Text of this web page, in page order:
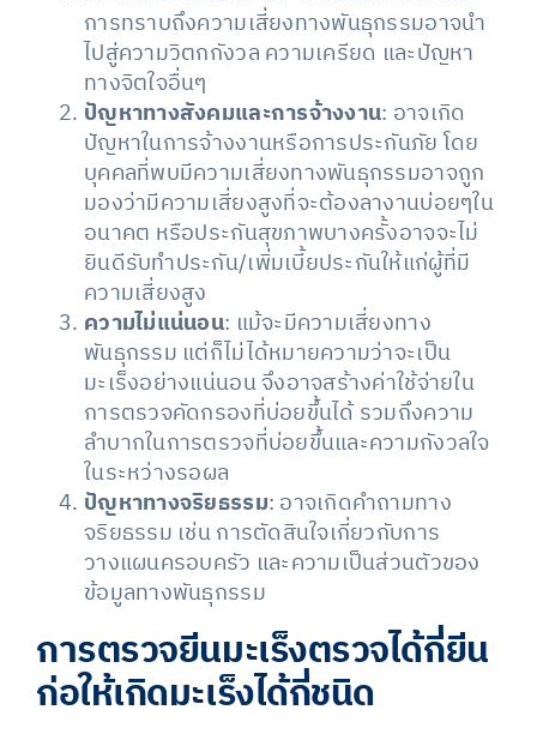
การทราบถึงความเสี่ยงทางพันธุกรรมอาจนำ
ไปสู่ความวิตกกังวล ความเครียด และปัญหา
ทางจิตใจอื่นๆ
ปัญหาทางสังคมและการจ้างงาน: อาจเกิด
ปัญหาในการจ้างงานหรือการประกันภัย โดย
บุคคลที่พบมีความเสี่ยงทางพันธุกรรมอาจถูก
มองว่ามีความเสี่ยงสูงที่จะต้องลางานบ่อยๆใน
อนาคต หรือประกันสุขภาพบางครั้งอาจจะไม่
ยินดีรับทำประกัน/เพิ่มเบี้ยประกันให้แก่ผู้ที่มี
ความเสี่ยงสูง
ความไม่แน่นอน: แม้จะมีความเสี่ยงทาง
พันธุกรรม แต่ก็ไม่ได้หมายความว่าจะเป็น
มะเร็งอย่างแน่นอน จึงอาจสร้างค่าใช้จ่ายใน
การตรวจคัดกรองที่บ่อยขึ้นได้ รวมถึงความ
ลำบากในการตรวจที่บ่อยขึ้นและความกังวลใจ
ในระหว่างรอผล
ปัญหาทางจริยธรรม: อาจเกิดคำถามทาง
จริยธรรม เช่น การตัดสินใจเกี่ยวกับการ
วางแผนครอบครัว และความเป็นส่วนตัวของ
ข้อมูลทางพันธุกรรม
การตรวจยีนมะเร็งตรวจได้กี่ยีน
ก่อให้เกิดมะเร็งได้กี่ชนิด